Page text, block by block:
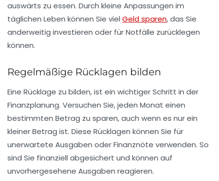
auswärts zu essen. Durch kleine Anpassungen im
täglichen Leben können Sie viel Geld sparen, das Sie
anderweitig investieren oder für Notfälle zurücklegen
können.
Regelmäßige Rücklagen bilden
Eine Rücklage zu bilden, ist ein wichtiger Schritt in der
Finanzplanung. Versuchen Sie, jeden Monat einen
bestimmten Betrag zu sparen, auch wenn es nur ein
kleiner Betrag ist. Diese Rücklagen können Sie für
unerwartete Ausgaben oder Finanznöte verwenden. So
sind Sie finanziell abgesichert und können auf
unvorhergesehene Ausgaben reagieren.